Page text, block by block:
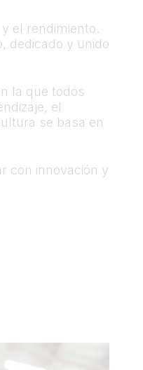
el rendimiento.
dedicado y unido
la que todos
el
se basa en
con innovación y